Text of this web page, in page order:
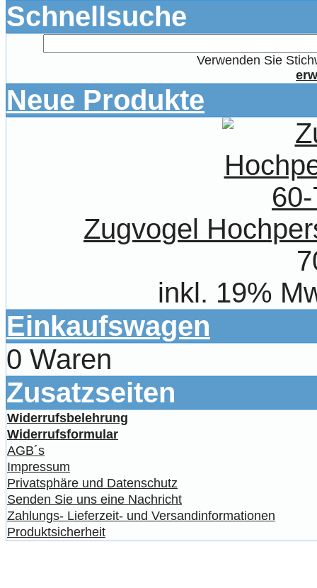
Schnellsuche
Verwenden Sie
Neue Produkte
Zugvogel
inkl. 19%
Einkaufswagen
0 Waren
Zusatzseiten
Widerrufsbelehrung
Widerrufsformular
AGB´s
Impressum
Privatsphäre und Datenschutz
Senden Sie uns eine Nachricht
Zahlungs- Lieferzeit- und Versandinformationen
Produktsicherheit